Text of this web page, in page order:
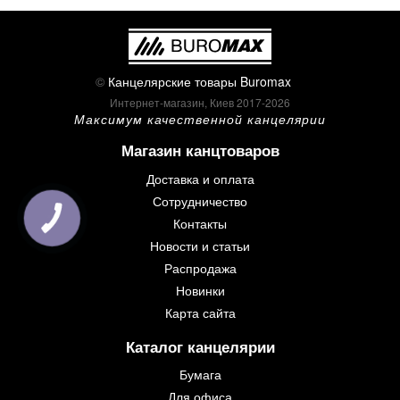
© Канцелярские товары Buromax
Интернет-магазин, Киев 2017-2026
Максимум качественной канцелярии
Магазин канцтоваров
Доставка и оплата
Сотрудничество
Контакты
Новости и статьи
Распродажа
Новинки
Карта сайта
Каталог канцелярии
Бумага